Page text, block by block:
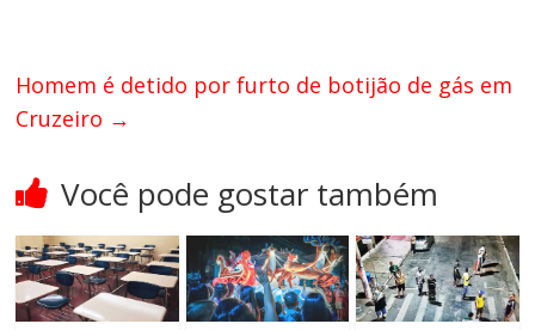
Homem é detido por furto de botijão de gás em
Cruzeiro →
Você pode gostar também